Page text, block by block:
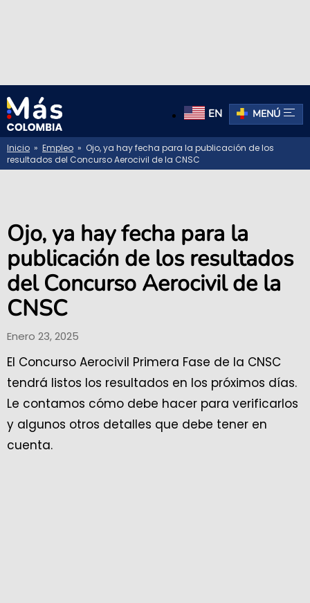
EN MENÚ
Inicio » Empleo » Ojo, ya hay fecha para la publicación de los
resultados del Concurso Aerocivil de la CNSC
Ojo, ya hay fecha para la
publicación de los resultados
del Concurso Aerocivil de la
CNSC
Enero 23, 2025
El Concurso Aerocivil Primera Fase de la CNSC
tendrá listos los resultados en los próximos días.
Le contamos cómo debe hacer para verificarlos
y algunos otros detalles que debe tener en
cuenta.